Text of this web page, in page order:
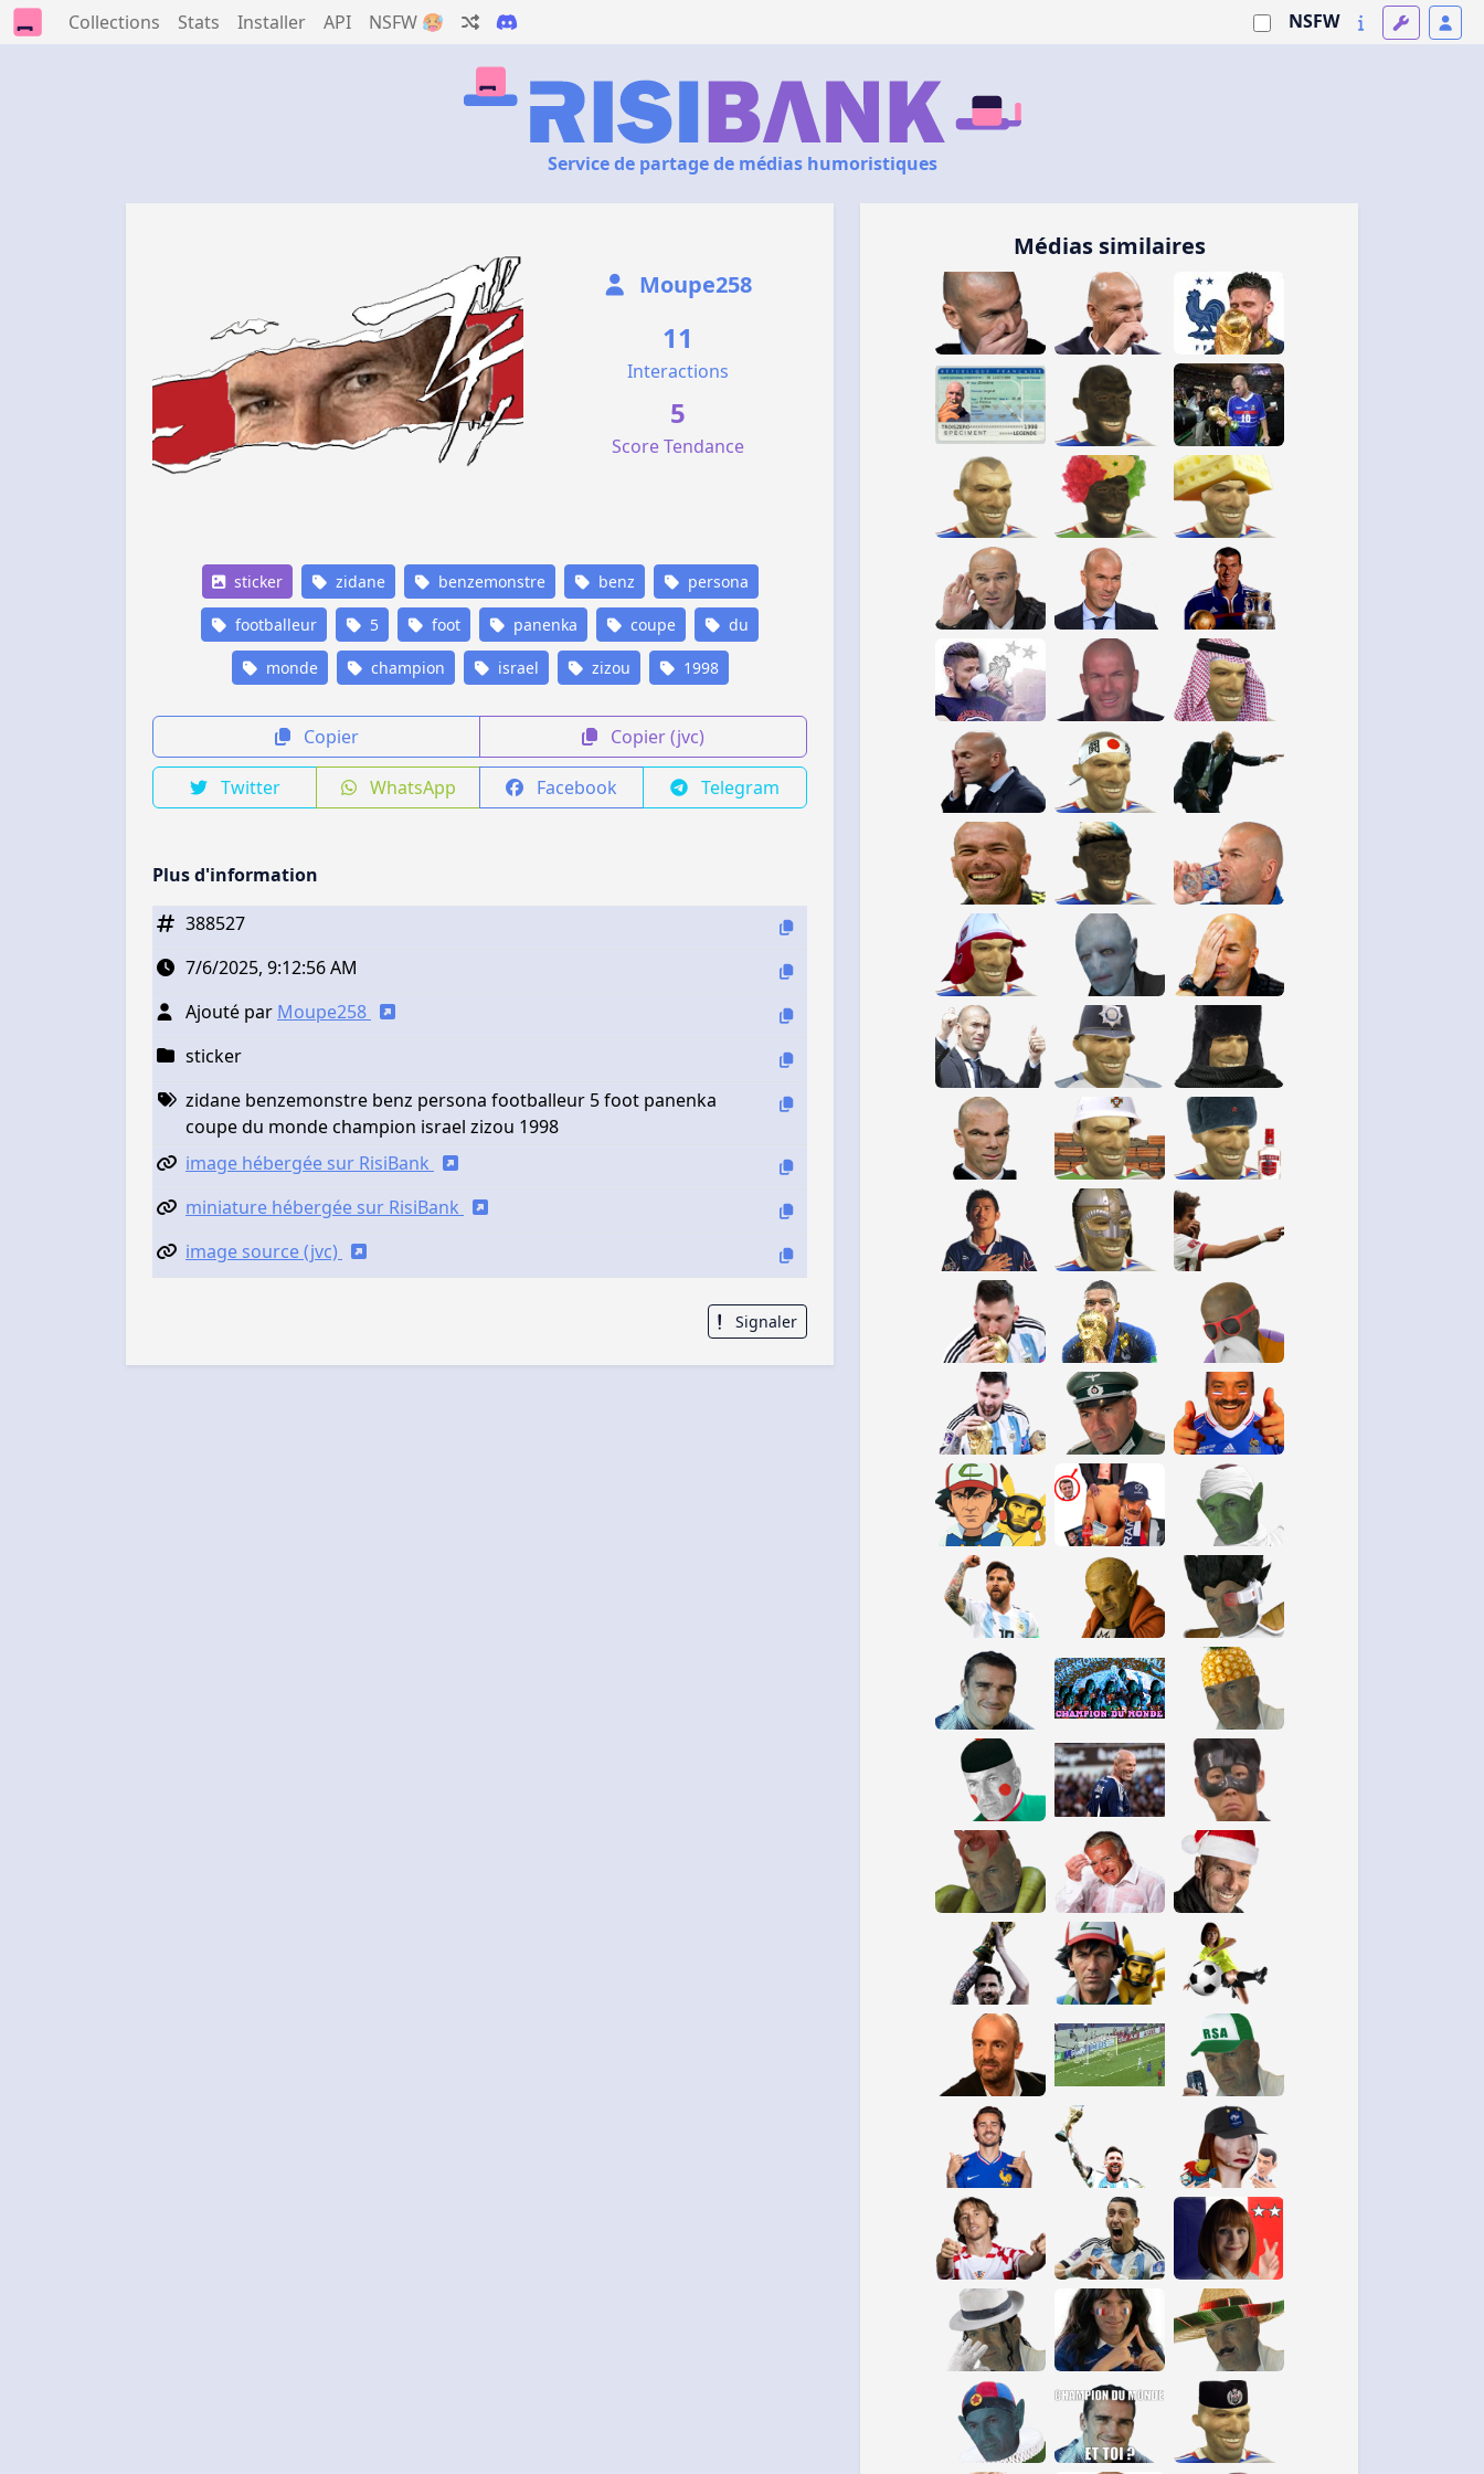
Collections Stats Installer API NSFW 🥵 NSFW
Service de partage de médias humoristiques
Moupe258
11
Interactions
5
Score Tendance
sticker zidane benzemonstre benz persona
footballeur 5 foot panenka coupe du
monde champion israel zizou 1998
Copier Copier (jvc)
Twitter WhatsApp Facebook Telegram
Plus d'information
388527
7/6/2025, 9:12:56 AM
Ajouté par Moupe258
sticker
zidane benzemonstre benz persona footballeur 5 foot panenka
coupe du monde champion israel zizou 1998
image hébergée sur RisiBank
miniature hébergée sur RisiBank
image source (jvc)
Signaler
Médias similaires